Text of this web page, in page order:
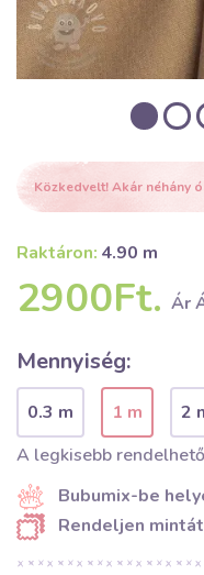
Közkedvelt! Akár néhány
Raktáron: 4.90 m
2900Ft. Ár
Mennyiség:
0.3 m 1 m
2
A legkisebb
Bubumix-be
Rendeljen mintát